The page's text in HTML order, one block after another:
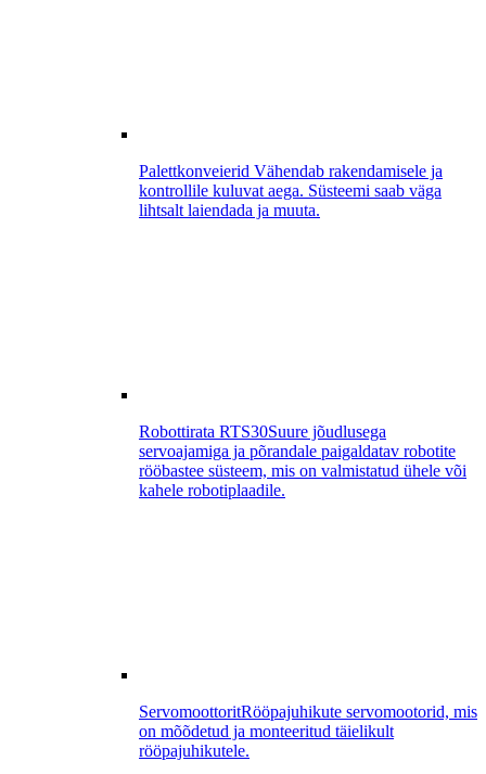
Palettkonveierid Vähendab rakendamisele ja
kontrollile kuluvat aega. Süsteemi saab väga
lihtsalt laiendada ja muuta.
Robottirata RTS30Suure jõudlusega
servoajamiga ja põrandale paigaldatav robotite
rööbastee süsteem, mis on valmistatud ühele või
kahele robotiplaadile.
ServomoottoritRööpajuhikute servomootorid, mis
on mõõdetud ja monteeritud täielikult
rööpajuhikutele.